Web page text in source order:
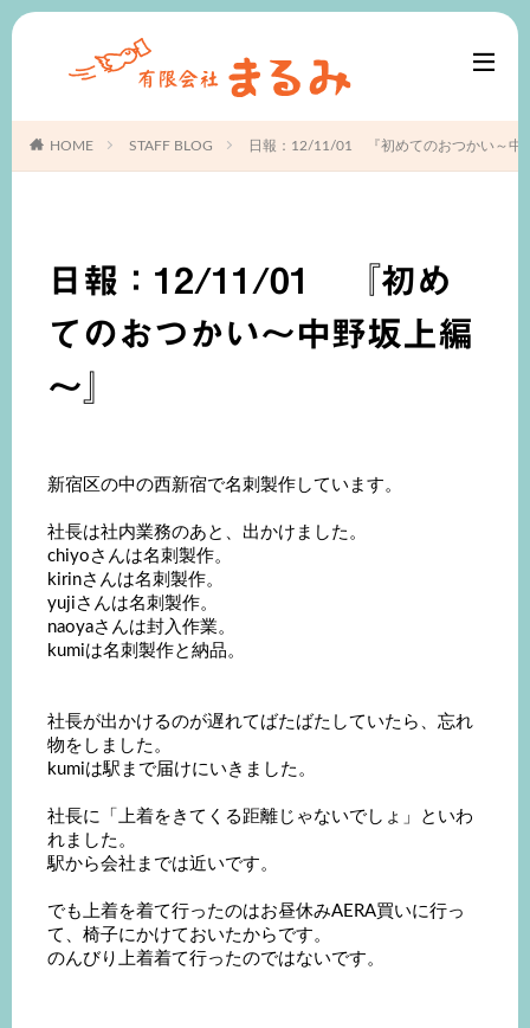
HOME STAFF BLOG 日報：12/11/01 『初めてのおつかい～中
日報：12/11/01 『初め
てのおつかい～中野坂上編
～』
新宿区の中の西新宿で名刺製作しています。
社長は社内業務のあと、出かけました。
chiyoさんは名刺製作。
kirinさんは名刺製作。
yujiさんは名刺製作。
naoyaさんは封入作業。
kumiは名刺製作と納品。
社長が出かけるのが遅れてばたばたしていたら、忘れ
物をしました。
kumiは駅まで届けにいきました。
社長に「上着をきてくる距離じゃないでしょ」といわ
れました。
駅から会社までは近いです。
でも上着を着て行ったのはお昼休みAERA買いに行っ
て、椅子にかけておいたからです。
のんびり上着着て行ったのではないです。